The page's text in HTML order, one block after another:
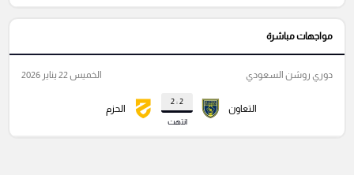
مواجهات مباشرة
التعاون
2 : 2
انتهت
الحزم
دوري روشن السعودي الخميس 22 يناير 2026